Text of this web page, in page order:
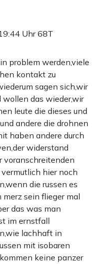
Uhr68T
problem werden,viele
kontakt zu
sagen sich,wir
das wieder,wir
leute die dieses und
andere die drohnen
haben andere durch
widerstand
voranschreitenden
hier noch
die russen es
sein flieger mal
das was man
im ernstfall
lachhaft in
mit isobaren
keine panzer